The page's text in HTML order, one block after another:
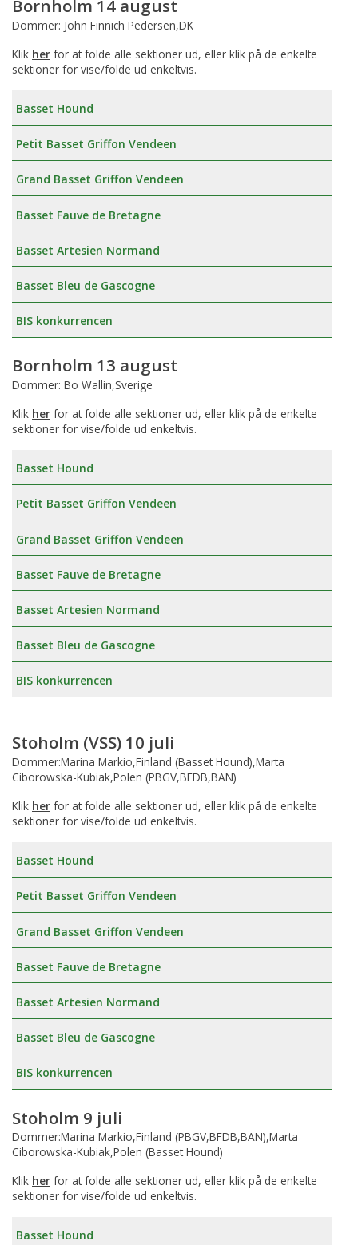
Bornholm 14 august
Dommer: John Finnich Pedersen,DK
Klik her for at folde alle sektioner ud, eller klik på de enkelte
sektioner for vise/folde ud enkeltvis.
Basset Hound
Petit Basset Griffon Vendeen
Grand Basset Griffon Vendeen
Basset Fauve de Bretagne
Basset Artesien Normand
Basset Bleu de Gascogne
BIS konkurrencen
Bornholm 13 august
Dommer: Bo Wallin,Sverige
Klik her for at folde alle sektioner ud, eller klik på de enkelte
sektioner for vise/folde ud enkeltvis.
Basset Hound
Petit Basset Griffon Vendeen
Grand Basset Griffon Vendeen
Basset Fauve de Bretagne
Basset Artesien Normand
Basset Bleu de Gascogne
BIS konkurrencen
Stoholm (VSS) 10 juli
Dommer:Marina Markio,Finland (Basset Hound),Marta
Ciborowska-Kubiak,Polen (PBGV,BFDB,BAN)
Klik her for at folde alle sektioner ud, eller klik på de enkelte
sektioner for vise/folde ud enkeltvis.
Basset Hound
Petit Basset Griffon Vendeen
Grand Basset Griffon Vendeen
Basset Fauve de Bretagne
Basset Artesien Normand
Basset Bleu de Gascogne
BIS konkurrencen
Stoholm 9 juli
Dommer:Marina Markio,Finland (PBGV,BFDB,BAN),Marta
Ciborowska-Kubiak,Polen (Basset Hound)
Klik her for at folde alle sektioner ud, eller klik på de enkelte
sektioner for vise/folde ud enkeltvis.
Basset Hound